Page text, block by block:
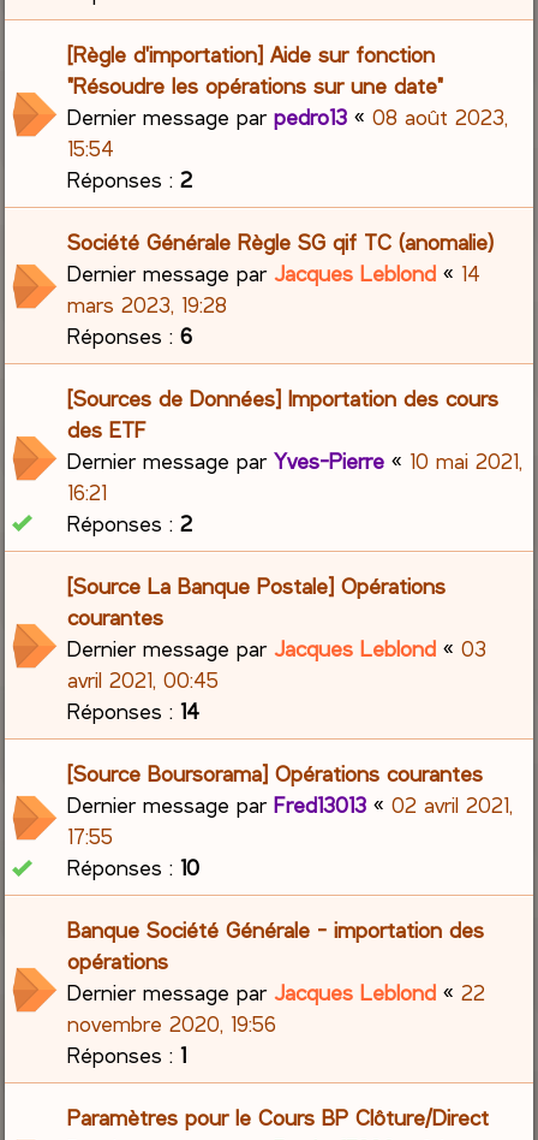
[Règle d'importation] Aide sur fonction
"Résoudre les opérations sur une date"
Dernier message parpedro13 «08 août 2023,
15:54
Réponses :2
Société Générale Règle SG qif TC (anomalie)
Dernier message parJacques Leblond « 14
mars 2023, 19:28
Réponses :6
[Sources de Données] Importation des cours
des ETF
Dernier message parYves-Pierre « 10 mai 2021,
16:21
Réponses :2
[Source La Banque Postale] Opérations
courantes
Dernier message parJacques Leblond «03
avril 2021, 00:45
Réponses :14
[Source Boursorama] Opérations courantes
Dernier message parFred13013 «02 avril 2021,
17:55
Réponses :10
Banque Société Générale - importation des
opérations
Dernier message parJacques Leblond «22
novembre 2020, 19:56
Réponses :1
Paramètres pour le Cours BP Clôture/Direct